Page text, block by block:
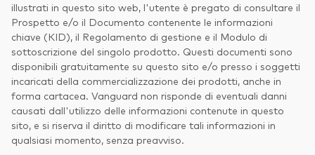
illustrati in questo sito web, l'utente è pregato di consultare il
Prospetto e/o il Documento contenente le informazioni
chiave (KID), il Regolamento di gestione e il Modulo di
sottoscrizione del singolo prodotto. Questi documenti sono
disponibili gratuitamente su questo sito e/o presso i soggetti
incaricati della commercializzazione dei prodotti, anche in
forma cartacea. Vanguard non risponde di eventuali danni
causati dall'utilizzo delle informazioni contenute in questo
sito, e si riserva il diritto di modificare tali informazioni in
qualsiasi momento, senza preavviso.